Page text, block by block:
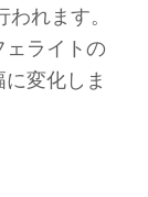
れます。
ライトの
変化しま